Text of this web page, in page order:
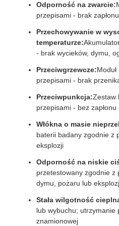
Odporność na zwarcie:
przepisami - brak
Przechowywanie w
temperaturze:
- brak wycieków, dymu,
Przeciwgrzewcze:
przepisami - brak
Przeciwpunkcja:Zestaw
przepisami - bez
Włókna o masie
baterii badany zgodnie z
eksplozji
Odporność na niskie
przetestowany zgodnie z
dymu, pożaru lub
Stała wilgotność
lub wybuchu; utrzymanie
znamionowej